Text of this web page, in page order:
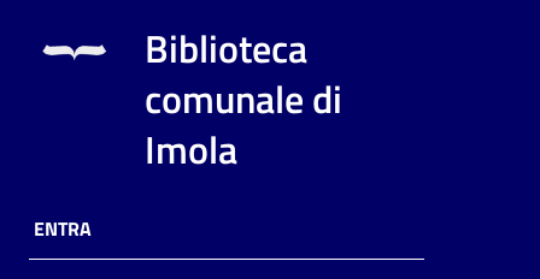
Risorse
online
Biblioteca
comunale di
Imola
ENTRA